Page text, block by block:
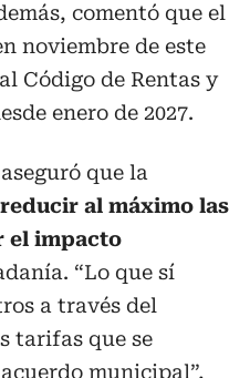
comentó que el
noviembre de este
Código de Rentas y
enero de 2027.
que la
al máximo las
el impacto
“Lo que sí
a través del
tarifas que se
municipal”,